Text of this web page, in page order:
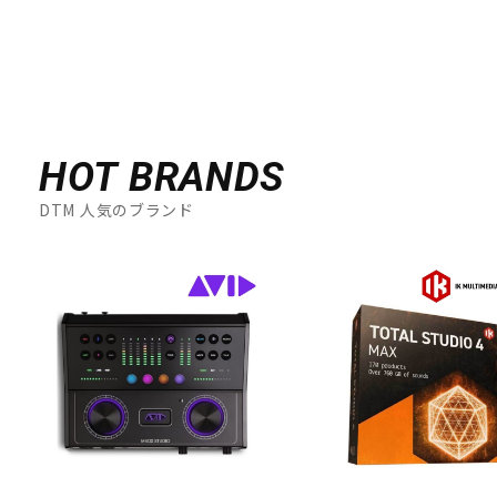
HOT BRANDS
DTM 人気のブランド